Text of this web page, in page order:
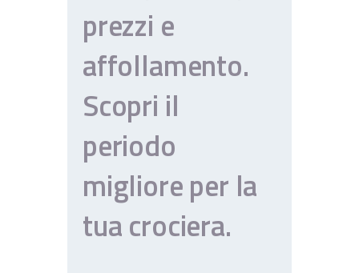
prezzi e
affollamento.
Scopri il
periodo
migliore per la
tua crociera.